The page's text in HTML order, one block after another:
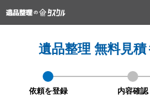
遺品整理 無料見
依頼を登録 内容確認